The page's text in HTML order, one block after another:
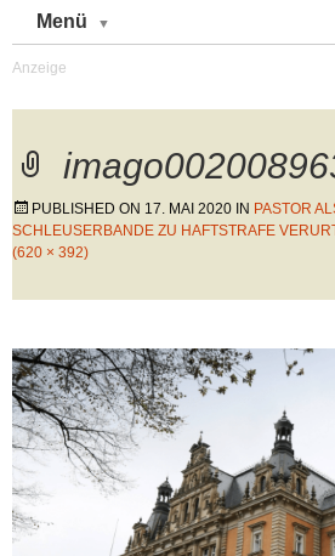
Menü
PUBLISHED ON 17. MAI 2020 IN PASTOR
SCHLEUSERBANDE ZU HAFTSTRAFE
(620 × 392)